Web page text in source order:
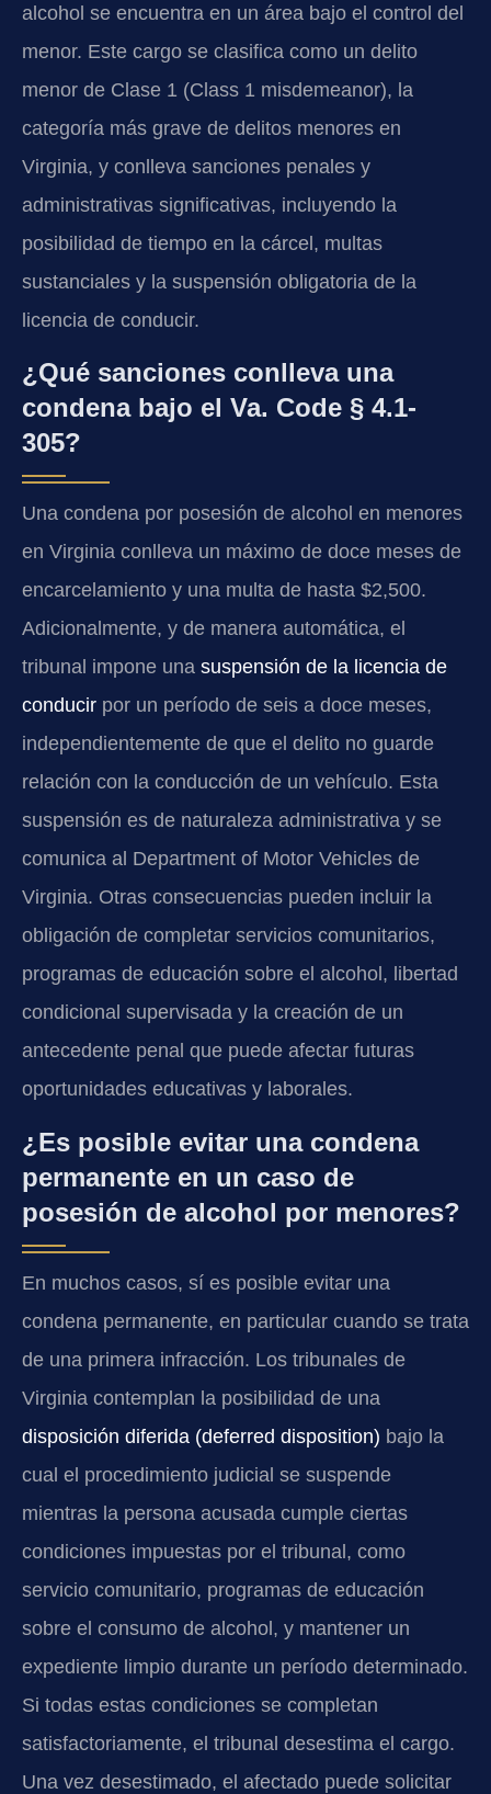
alcohol se encuentra en un área bajo el control del
menor. Este cargo se clasifica como un delito
menor de Clase 1 (Class 1 misdemeanor), la
categoría más grave de delitos menores en
Virginia, y conlleva sanciones penales y
administrativas significativas, incluyendo la
posibilidad de tiempo en la cárcel, multas
sustanciales y la suspensión obligatoria de la
licencia de conducir.
¿Qué sanciones conlleva una
condena bajo el Va. Code § 4.1-
305?
Una condena por posesión de alcohol en menores
en Virginia conlleva un máximo de doce meses de
encarcelamiento y una multa de hasta $2,500.
Adicionalmente, y de manera automática, el
tribunal impone una suspensión de la licencia de
conducir por un período de seis a doce meses,
independientemente de que el delito no guarde
relación con la conducción de un vehículo. Esta
suspensión es de naturaleza administrativa y se
comunica al Department of Motor Vehicles de
Virginia. Otras consecuencias pueden incluir la
obligación de completar servicios comunitarios,
programas de educación sobre el alcohol, libertad
condicional supervisada y la creación de un
antecedente penal que puede afectar futuras
oportunidades educativas y laborales.
¿Es posible evitar una condena
permanente en un caso de
posesión de alcohol por menores?
En muchos casos, sí es posible evitar una
condena permanente, en particular cuando se trata
de una primera infracción. Los tribunales de
Virginia contemplan la posibilidad de una
disposición diferida (deferred disposition) bajo la
cual el procedimiento judicial se suspende
mientras la persona acusada cumple ciertas
condiciones impuestas por el tribunal, como
servicio comunitario, programas de educación
sobre el consumo de alcohol, y mantener un
expediente limpio durante un período determinado.
Si todas estas condiciones se completan
satisfactoriamente, el tribunal desestima el cargo.
Una vez desestimado, el afectado puede solicitar